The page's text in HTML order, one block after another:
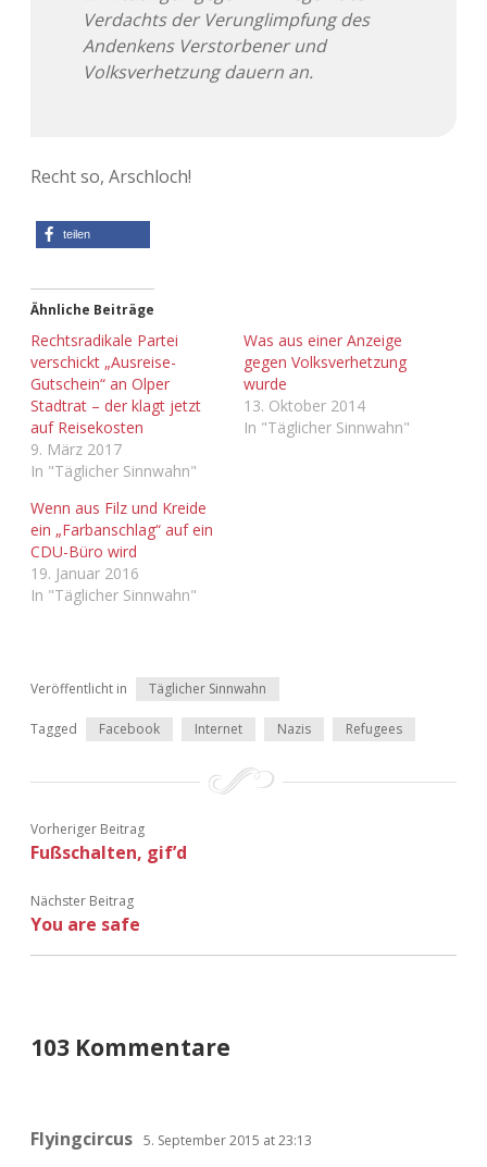
Verdachts der Verunglimpfung des
Andenkens Verstorbener und
Volksverhetzung dauern an.
Recht so, Arschloch!
teilen
Ähnliche Beiträge
Rechtsradikale Partei
verschickt „Ausreise-
Gutschein“ an Olper
Stadtrat – der klagt jetzt
auf Reisekosten
9. März 2017
In "Täglicher Sinnwahn"
Was aus einer Anzeige
gegen Volksverhetzung
wurde
13. Oktober 2014
In "Täglicher Sinnwahn"
Wenn aus Filz und Kreide
ein „Farbanschlag“ auf ein
CDU-Büro wird
19. Januar 2016
In "Täglicher Sinnwahn"
Veröffentlicht in Täglicher Sinnwahn
Tagged Facebook Internet Nazis Refugees
Vorheriger Beitrag
Fußschalten, gif’d
Nächster Beitrag
You are safe
103 Kommentare
Flyingcircus 5. September 2015 at 23:13